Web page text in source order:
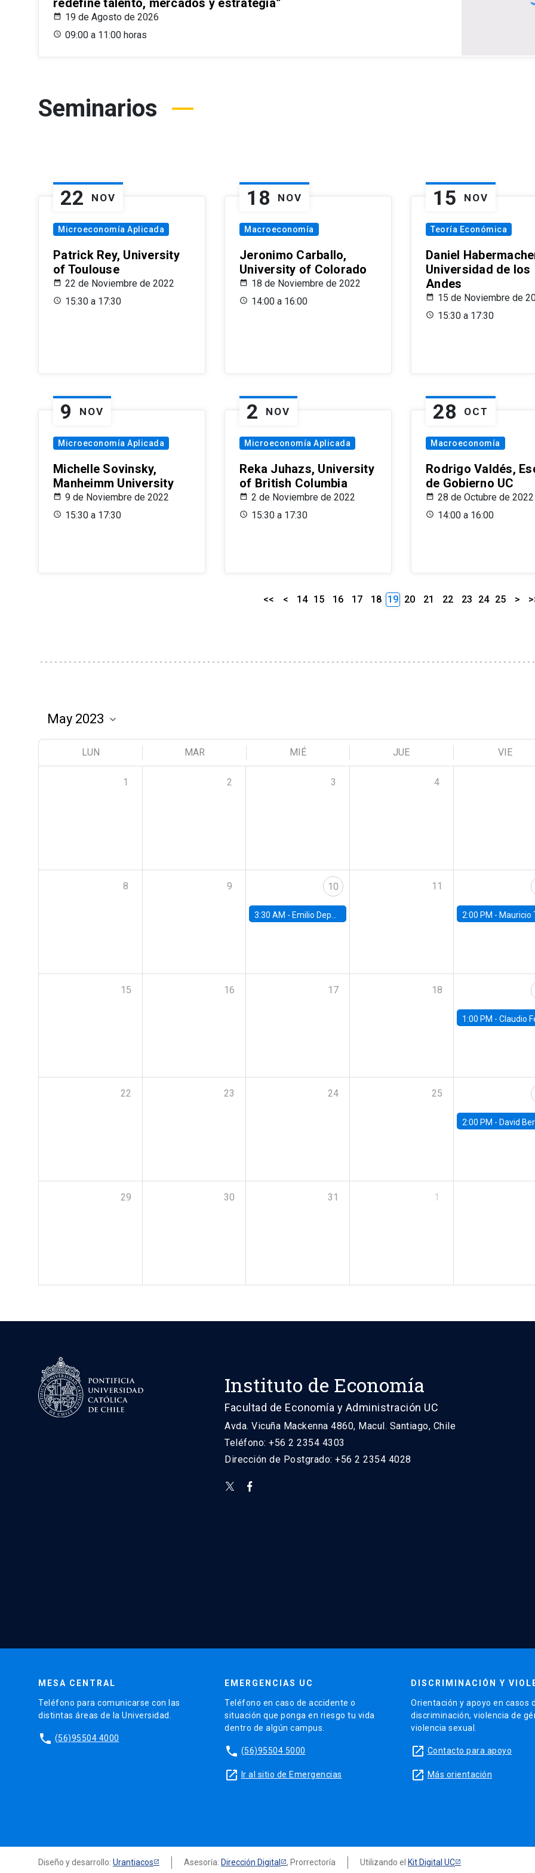
redefine talento, mercados y estrategia”
19 de Agosto de 2026
09:00 a 11:00 horas
Seminarios
22 NOV
Microeconomía Aplicada
Patrick Rey, University
of Toulouse
22 de Noviembre de 2022
15:30 a 17:30
18 NOV
Macroeconomía
Jeronimo Carballo,
University of Colorado
18 de Noviembre de 2022
14:00 a 16:00
15 NOV
Teoría Económica
Daniel
Universidad de los
Andes
15 de Noviembre de
15:30 a 17:30
9 NOV
Microeconomía Aplicada
Michelle Sovinsky,
Manheimm University
9 de Noviembre de 2022
15:30 a 17:30
2 NOV
Microeconomía Aplicada
Reka Juhazs, University
of British Columbia
2 de Noviembre de 2022
15:30 a 17:30
28 OCT
Macroeconomía
Rodrigo Valdés,
de Gobierno UC
28 de Octubre de 2022
14:00 a 16:00
<< < 14 15 16 17 18 19 20 21 22 23 24 25 >
LUN MAR MIÉ JUE VIE
1 2 3 4
8 9 10
3:30 AM - Emilio Depetris-Chauvín, Universidad Católica
11
2:00 PM - Mauricio Tejada,
15 16 17 18
1:00 PM - Claudio Ferraz, British
22 23 24 25
2:00 PM - David Berger,
29 30 31 1
Instituto de Economía
Facultad de Economía y Administración UC
Avda. Vicuña Mackenna 4860, Macul. Santiago, Chile
Teléfono: +56 2 2354 4303
Dirección de Postgrado: +56 2 2354 4028
MESA CENTRAL
Teléfono para comunicarse con las
distintas áreas de la Universidad.
phone (56)95504 4000
EMERGENCIAS UC
Teléfono en caso de accidente o
situación que ponga en riesgo tu vida
dentro de algún campus.
phone (56)95504 5000
launch Ir al sitio de Emergencias
DISCRIMINACIÓN Y
Orientación y apoyo en casos
discriminación, violencia de
violencia sexual.
launch Contacto para apoyo
launch Más orientación
Diseño y desarrollo: Urantiacos Asesoría: Dirección Digital , Prorrectoría Utilizando el Kit Digital UC